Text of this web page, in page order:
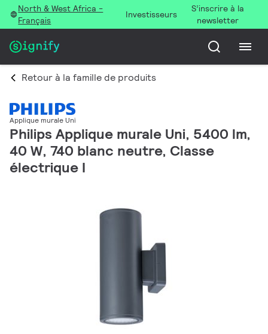
North & West Africa -
Français
Investisseurs
S’inscrire à la
newsletter
Retour à la famille de produits
Applique murale Uni
Philips Applique murale Uni, 5400 lm,
40 W, 740 blanc neutre, Classe
électrique I